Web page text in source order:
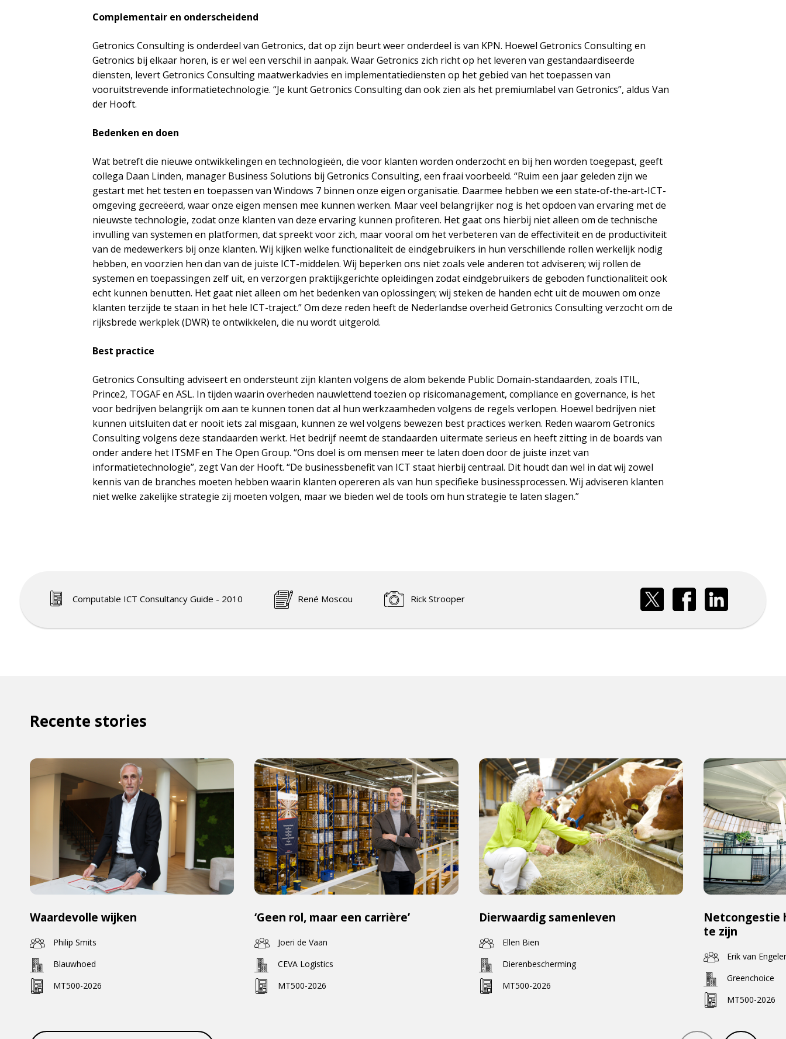
Complementair en onderscheidend
Getronics Consulting is onderdeel van Getronics, dat op zijn beurt weer onderdeel is van KPN. Hoewel Getronics Consulting en
Getronics bij elkaar horen, is er wel een verschil in aanpak. Waar Getronics zich richt op het leveren van gestandaardiseerde
diensten, levert Getronics Consulting maatwerkadvies en implementatiediensten op het gebied van het toepassen van
vooruitstrevende informatietechnologie. “Je kunt Getronics Consulting dan ook zien als het premiumlabel van Getronics”, aldus Van
der Hooft.
Bedenken en doen
Wat betreft die nieuwe ontwikkelingen en technologieën, die voor klanten worden onderzocht en bij hen worden toegepast, geeft
collega Daan Linden, manager Business Solutions bij Getronics Consulting, een fraai voorbeeld. “Ruim een jaar geleden zijn we
gestart met het testen en toepassen van Windows 7 binnen onze eigen organisatie. Daarmee hebben we een state-of-the-art-ICT-
omgeving gecreëerd, waar onze eigen mensen mee kunnen werken. Maar veel belangrijker nog is het opdoen van ervaring met de
nieuwste technologie, zodat onze klanten van deze ervaring kunnen profiteren. Het gaat ons hierbij niet alleen om de technische
invulling van systemen en platformen, dat spreekt voor zich, maar vooral om het verbeteren van de effectiviteit en de productiviteit
van de medewerkers bij onze klanten. Wij kijken welke functionaliteit de eindgebruikers in hun verschillende rollen werkelijk nodig
hebben, en voorzien hen dan van de juiste ICT-middelen. Wij beperken ons niet zoals vele anderen tot adviseren; wij rollen de
systemen en toepassingen zelf uit, en verzorgen praktijkgerichte opleidingen zodat eindgebruikers de geboden functionaliteit ook
echt kunnen benutten. Het gaat niet alleen om het bedenken van oplossingen; wij steken de handen echt uit de mouwen om onze
klanten terzijde te staan in het hele ICT-traject.” Om deze reden heeft de Nederlandse overheid Getronics Consulting verzocht om de
rijksbrede werkplek (DWR) te ontwikkelen, die nu wordt uitgerold.
Best practice
Getronics Consulting adviseert en ondersteunt zijn klanten volgens de alom bekende Public Domain-standaarden, zoals ITIL,
Prince2, TOGAF en ASL. In tijden waarin overheden nauwlettend toezien op risicomanagement, compliance en governance, is het
voor bedrijven belangrijk om aan te kunnen tonen dat al hun werkzaamheden volgens de regels verlopen. Hoewel bedrijven niet
kunnen uitsluiten dat er nooit iets zal misgaan, kunnen ze wel volgens bewezen best practices werken. Reden waarom Getronics
Consulting volgens deze standaarden werkt. Het bedrijf neemt de standaarden uitermate serieus en heeft zitting in de boards van
onder andere het ITSMF en The Open Group. “Ons doel is om mensen meer te laten doen door de juiste inzet van
informatietechnologie”, zegt Van der Hooft. “De businessbenefit van ICT staat hierbij centraal. Dit houdt dan wel in dat wij zowel
kennis van de branches moeten hebben waarin klanten opereren als van hun specifieke businessprocessen. Wij adviseren klanten
niet welke zakelijke strategie zij moeten volgen, maar we bieden wel de tools om hun strategie te laten slagen.”
Computable ICT Consultancy Guide - 2010 René Moscou Rick Strooper
Recente stories
Waardevolle wijken
Philip Smits
Blauwhoed
MT500-2026
‘Geen rol, maar een carrière’
Joeri de Vaan
CEVA Logistics
MT500-2026
Dierwaardig samenleven
Ellen Bien
Dierenbescherming
MT500-2026
Netcongestie
te zijn
Erik van
Greenchoice
MT500-2026